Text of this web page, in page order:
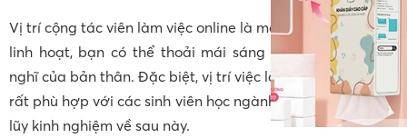
Vị trí cộng tác viên làm việc online là một vị trí làm việc rất
linh hoạt, bạn có thể thoải mái sáng tạc theo đúng suy
nghĩ của bản thân. Đặc biệt, vị trí việc làm online này cũng
rất phù hợp với các sinh viên học ngành báo chí muốn tích
lũy kinh nghiệm về sau này.